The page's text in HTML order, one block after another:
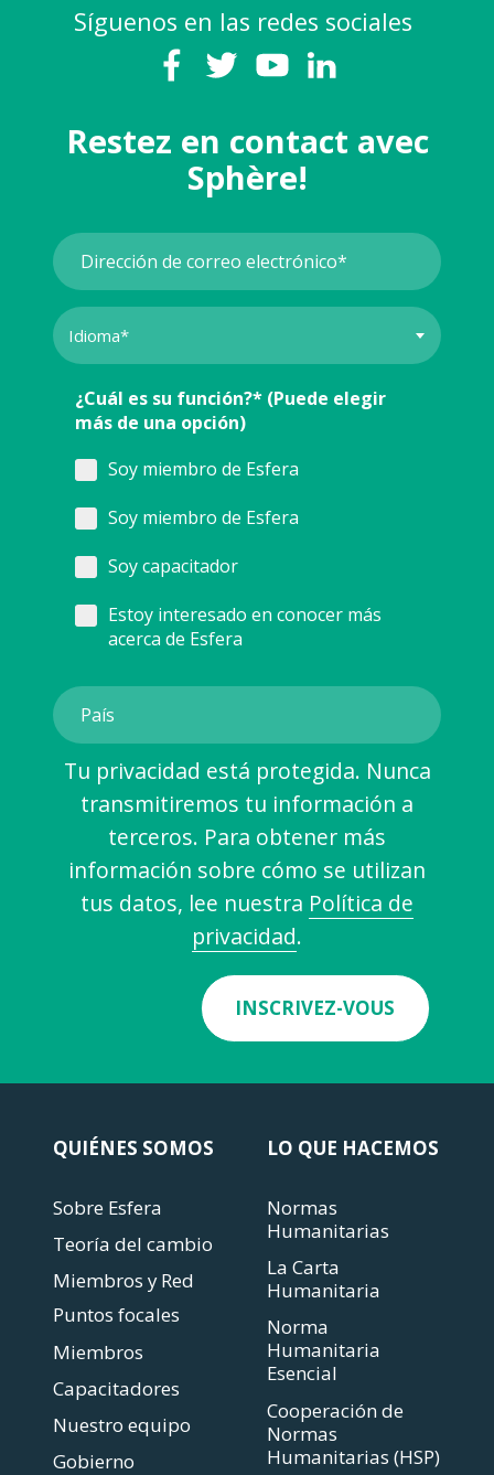
Síguenos en las redes sociales
Restez en contact avec
Sphère!
¿Cuál es su función?* (Puede elegir
más de una opción)
Soy miembro de Esfera
Soy miembro de Esfera
Soy capacitador
Estoy interesado en conocer más
acerca de Esfera
Tu privacidad está protegida. Nunca
transmitiremos tu información a
terceros. Para obtener más
información sobre cómo se utilizan
tus datos, lee nuestra Política de
privacidad.
INSCRIVEZ-VOUS
QUIÉNES SOMOS
Sobre Esfera
Teoría del cambio
Miembros y Red
Puntos focales
Miembros
Capacitadores
Nuestro equipo
Gobierno
LO QUE HACEMOS
Normas
Humanitarias
La Carta
Humanitaria
Norma
Humanitaria
Esencial
Cooperación de
Normas
Humanitarias (HSP)